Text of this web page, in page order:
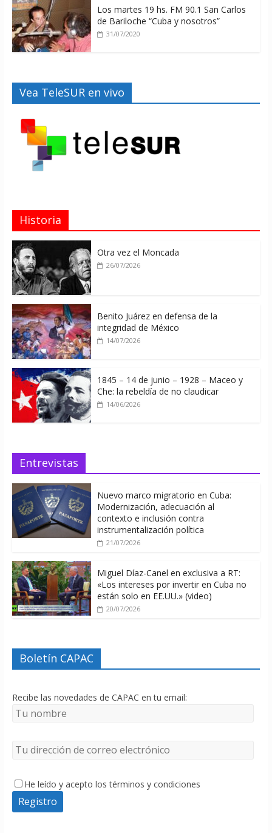
Los martes 19 hs. FM 90.1 San Carlos
de Bariloche “Cuba y nosotros”
31/07/2020
Vea TeleSUR en vivo
Historia
Otra vez el Moncada
26/07/2026
Benito Juárez en defensa de la
integridad de México
14/07/2026
1845 – 14 de junio – 1928 – Maceo y
Che: la rebeldía de no claudicar
14/06/2026
Entrevistas
Nuevo marco migratorio en Cuba:
Modernización, adecuación al
contexto e inclusión contra
instrumentalización política
21/07/2026
Miguel Díaz-Canel en exclusiva a RT:
«Los intereses por invertir en Cuba no
están solo en EE.UU.» (video)
20/07/2026
Boletín CAPAC
Recibe las novedades de CAPAC en tu email:
He leído y acepto los términos y condiciones